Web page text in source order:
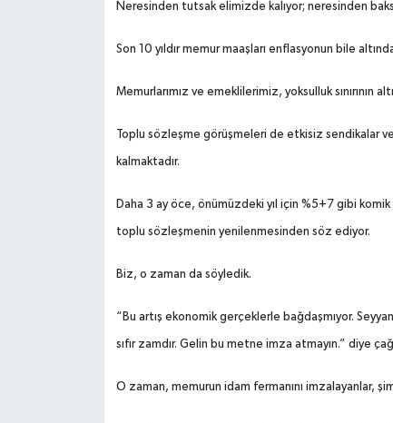
Neresinden tutsak elimizde kalıyor; neresinden
Son 10 yıldır memur maaşları enflasyonun bile
Memurlarımız ve emeklilerimiz, yoksulluk sınırının
Toplu sözleşme görüşmeleri de etkisiz sendikalar
kalmaktadır.
Daha 3 ay öce, önümüzdeki yıl için %5+7 gibi
toplu sözleşmenin yenilenmesinden söz ediyor.
Biz, o zaman da söyledik.
“Bu artış ekonomik gerçeklerle bağdaşmıyor.
sıfır zamdır. Gelin bu metne imza atmayın.” diye
O zaman, memurun idam fermanını imzalayanlar,